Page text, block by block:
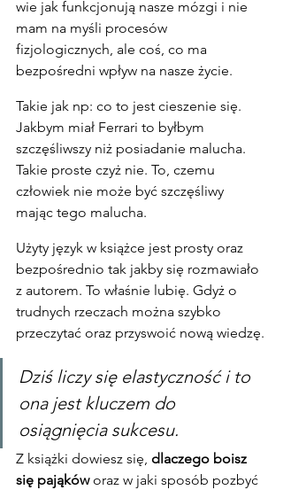
wie jak funkcjonują nasze mózgi i nie
mam na myśli procesów
fizjologicznych, ale coś, co ma
bezpośredni wpływ na nasze życie.
Takie jak np: co to jest cieszenie się.
Jakbym miał Ferrari to byłbym
szczęśliwszy niż posiadanie malucha.
Takie proste czyż nie. To, czemu
człowiek nie może być szczęśliwy
mając tego malucha.
Użyty język w książce jest prosty oraz
bezpośrednio tak jakby się rozmawiało
z autorem. To właśnie lubię. Gdyż o
trudnych rzeczach można szybko
przeczytać oraz przyswoić nową wiedzę.
Dziś liczy się elastyczność i to
ona jest kluczem do
osiągnięcia sukcesu.
Z książki dowiesz się, dlaczego boisz
się pająków oraz w jaki sposób pozbyć